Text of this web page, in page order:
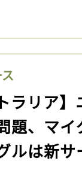
ラリア
題、マ
ルは新